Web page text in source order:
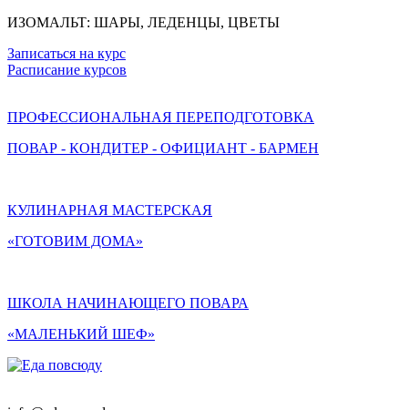
ИЗОМАЛЬТ: ШАРЫ, ЛЕДЕНЦЫ, ЦВЕТЫ
Записаться на курс
Расписание курсов
ПРОФЕССИОНАЛЬНАЯ ПЕРЕПОДГОТОВКА
ПОВАР - КОНДИТЕР - ОФИЦИАНТ - БАРМЕН
КУЛИНАРНАЯ МАСТЕРСКАЯ
«ГОТОВИМ ДОМА»
ШКОЛА НАЧИНАЮЩЕГО ПОВАРА
«МАЛЕНЬКИЙ ШЕФ»